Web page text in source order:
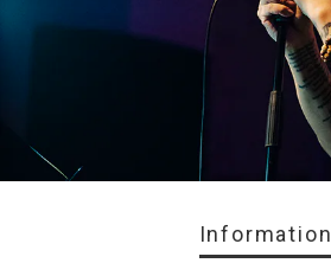
Information